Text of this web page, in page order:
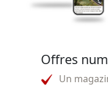
Offres
Un